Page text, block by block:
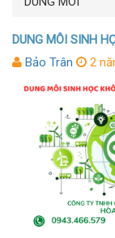
DUNG MÔI SINH
Bảo Trân
2